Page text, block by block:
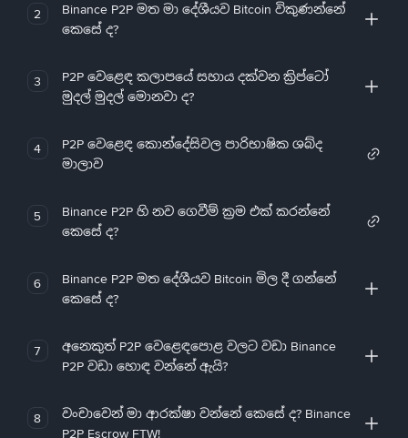
2
Binance P2P මත මා දේශීයව Bitcoin විකුණන්නේ
කෙසේ ද?
3
P2P වෙළෙඳ කලාපයේ සහාය දක්වන ක්‍රිප්ටෝ
මුදල් මුදල් මොනවා ද?
4
P2P වෙළෙඳ කොන්දේසිවල පාරිභාෂික ශබ්ද
මාලාව
5
Binance P2P හි නව ගෙවීම් ක්‍රම එක් කරන්නේ
කෙසේ ද?
6
Binance P2P මත දේශීයව Bitcoin මිල දී ගන්නේ
කෙසේ ද?
7
අනෙකුත් P2P වෙළෙඳපොළ වලට වඩා Binance
P2P වඩා හොඳ වන්නේ ඇයි?
8
වංචාවෙන් මා ආරක්ෂා වන්නේ කෙසේ ද? Binance
P2P Escrow FTW!